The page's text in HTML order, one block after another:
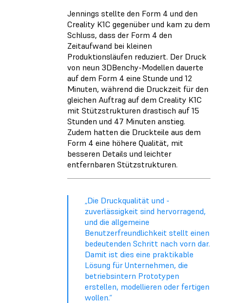
Jennings stellte den Form 4 und den
Creality K1C gegenüber und kam zu dem
Schluss, dass der Form 4 den
Zeitaufwand bei kleinen
Produktionsläufen reduziert. Der Druck
von neun 3DBenchy-Modellen dauerte
auf dem Form 4 eine Stunde und 12
Minuten, während die Druckzeit für den
gleichen Auftrag auf dem Creality K1C
mit Stützstrukturen drastisch auf 15
Stunden und 47 Minuten anstieg.
Zudem hatten die Druckteile aus dem
Form 4 eine höhere Qualität, mit
besseren Details und leichter
entfernbaren Stützstrukturen.
„Die Druckqualität und -
zuverlässigkeit sind hervorragend,
und die allgemeine
Benutzerfreundlichkeit stellt einen
bedeutenden Schritt nach vorn dar.
Damit ist dies eine praktikable
Lösung für Unternehmen, die
betriebsintern Prototypen
erstellen, modellieren oder fertigen
wollen.“